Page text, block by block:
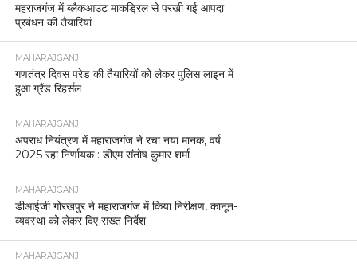
महराजगंज में ब्लैकआउट माकड्रिल से परखी गई आपदा
प्रबंधन की तैयारियां
MAHARAJGANJ
गणतंत्र दिवस परेड की तैयारियों को लेकर पुलिस लाइन में
हुआ ग्रैंड रिहर्सल
MAHARAJGANJ
अपराध नियंत्रण में महाराजगंज ने रचा नया मानक, वर्ष
2025 रहा निर्णायक : डीएम संतोष कुमार शर्मा
MAHARAJGANJ
डीआईजी गोरखपुर ने महाराजगंज में किया निरीक्षण, कानून-
व्यवस्था को लेकर दिए सख्त निर्देश
MAHARAJGANJ